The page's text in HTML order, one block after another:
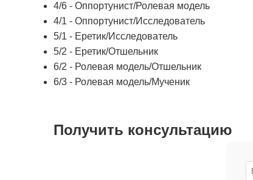
4/6 - Оппортунист/Ролевая модель
4/1 - Оппортунист/Исследователь
5/1 - Еретик/Исследователь
5/2 - Еретик/Отшельник
6/2 - Ролевая модель/Отшельник
6/3 - Ролевая модель/Мученик
Получить консультацию